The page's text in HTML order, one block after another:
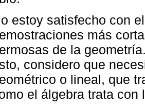
estoy satisfecho con
más
de la
considero que
o lineal, que
el álgebra trata con